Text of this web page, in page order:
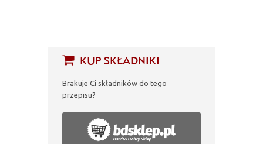
KUP SKŁADNIKI
Brakuje Ci składników do tego
przepisu?